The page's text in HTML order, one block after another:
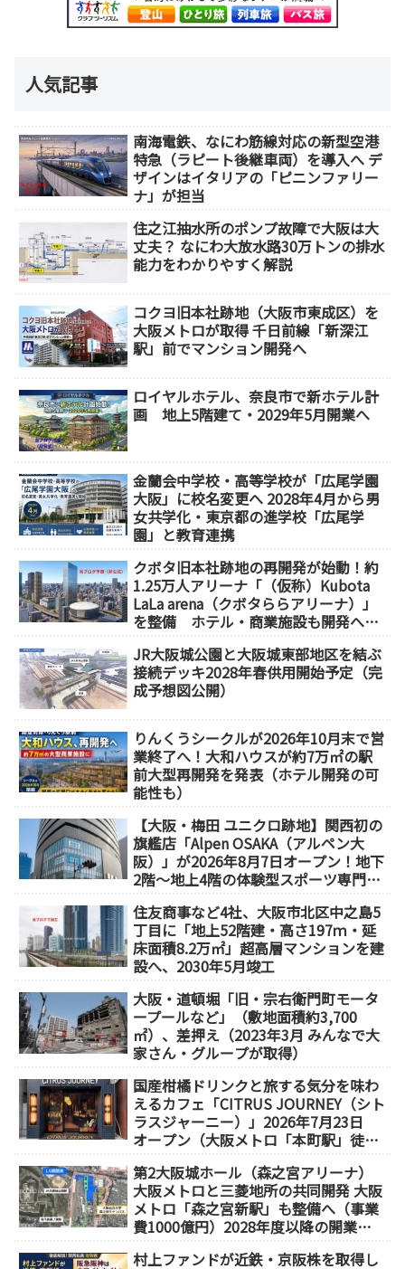
人気記事
南海電鉄、なにわ筋線対応の新型空港
特急（ラピート後継車両）を導入へ デ
ザインはイタリアの「ピニンファリー
ナ」が担当
住之江抽水所のポンプ故障で大阪は大
丈夫？ なにわ大放水路30万トンの排水
能力をわかりやすく解説
コクヨ旧本社跡地（大阪市東成区）を
大阪メトロが取得 千日前線「新深江
駅」前でマンション開発へ
ロイヤルホテル、奈良市で新ホテル計
画 地上5階建て・2029年5月開業へ
金蘭会中学校・高等学校が「広尾学園
大阪」に校名変更へ 2028年4月から男
女共学化・東京都の進学校「広尾学
園」と教育連携
クボタ旧本社跡地の再開発が始動！約
1.25万人アリーナ「（仮称）Kubota
LaLa arena（クボタららアリーナ）」
を整備 ホテル・商業施設も開発へ
JR大阪城公園と大阪城東部地区を結ぶ
接続デッキ2028年春供用開始予定（完
成予想図公開）
りんくうシークルが2026年10月末で営
業終了へ！大和ハウスが約7万㎡の駅
前大型再開発を発表（ホテル開発の可
能性も）
【大阪・梅田 ユニクロ跡地】関西初の
旗艦店「Alpen OSAKA（アルペン大
阪）」が2026年8月7日オープン！地下
2階～地上4階の体験型スポーツ専門店
住友商事など4社、大阪市北区中之島5
丁目に「地上52階建・高さ197ｍ・延
床面積8.2万㎡」超高層マンションを建
設へ、2030年5月竣工
大阪・道頓堀「旧・宗右衛門町モータ
ープールなど」（敷地面積約3,700
㎡）、差押え（2023年3月 みんなで大
家さん・グループが取得）
国産柑橘ドリンクと旅する気分を味わ
えるカフェ「CITRUS JOURNEY（シト
ラスジャーニー）」2026年7月23日
オープン（大阪メトロ「本町駅」徒歩
第2大阪城ホール（森之宮アリーナ）
大阪メトロと三菱地所の共同開発 大阪
メトロ「森之宮新駅」も整備へ（事業
費1000億円）2028年度以降の開業
村上ファンドが近鉄・京阪株を取得し